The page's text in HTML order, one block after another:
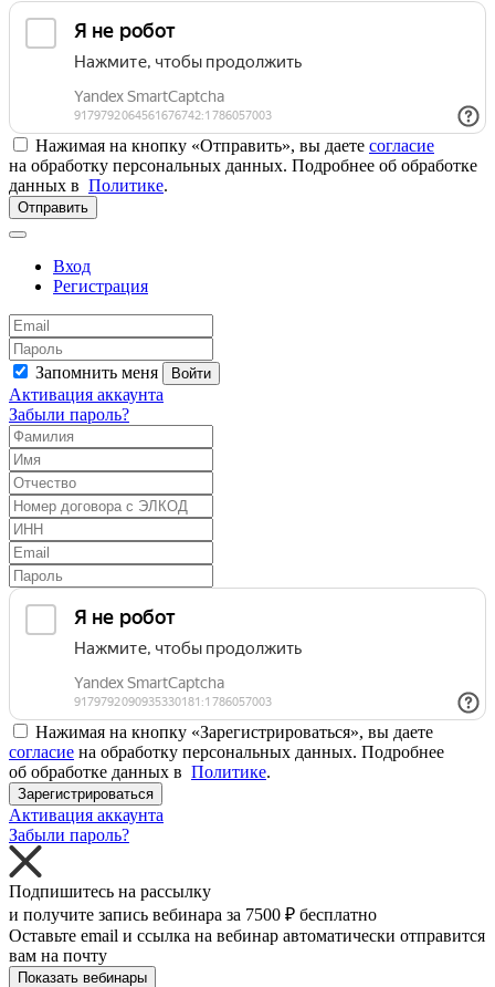
Нажимая на кнопку «Отправить», вы даете согласие
на обработку персональных данных. Подробнее об обработке
данных в Политике.
Отправить
Вход
Регистрация
Запомнить меня Войти
Активация аккаунта
Забыли пароль?
Нажимая на кнопку «Зарегистрироваться», вы даете
согласие на обработку персональных данных. Подробнее
об обработке данных в Политике.
Зарегистрироваться
Активация аккаунта
Забыли пароль?
Подпишитесь на рассылку
и получите запись вебинара за 7500 ₽ бесплатно
Оставьте email и ссылка на вебинар автоматически отправится
вам на почту
Показать вебинары